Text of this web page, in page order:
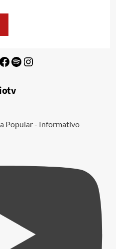
Facebook
Spotify
Instagram
Popular - Informativo